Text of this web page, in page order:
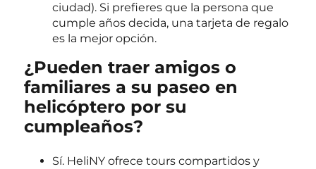
ciudad). Si prefieres que la persona que
cumple años decida, una tarjeta de regalo
es la mejor opción.
¿Pueden traer amigos o
familiares a su paseo en
helicóptero por su
cumpleaños?
Sí. HeliNY ofrece tours compartidos y